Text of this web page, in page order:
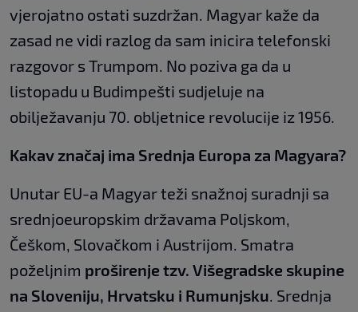
vjerojatno ostati suzdržan. Magyar kaže da
zasad ne vidi razlog da sam inicira telefonski
razgovor s Trumpom. No poziva ga da u
listopadu u Budimpešti sudjeluje na
obilježavanju 70. obljetnice revolucije iz 1956.
Kakav značaj ima Srednja Europa za Magyara?
Unutar EU-a Magyar teži snažnoj suradnji sa
srednjoeuropskim državama Poljskom,
Češkom, Slovačkom i Austrijom. Smatra
poželjnim proširenje tzv. Višegradske skupine
na Sloveniju, Hrvatsku i Rumunjsku. Srednja